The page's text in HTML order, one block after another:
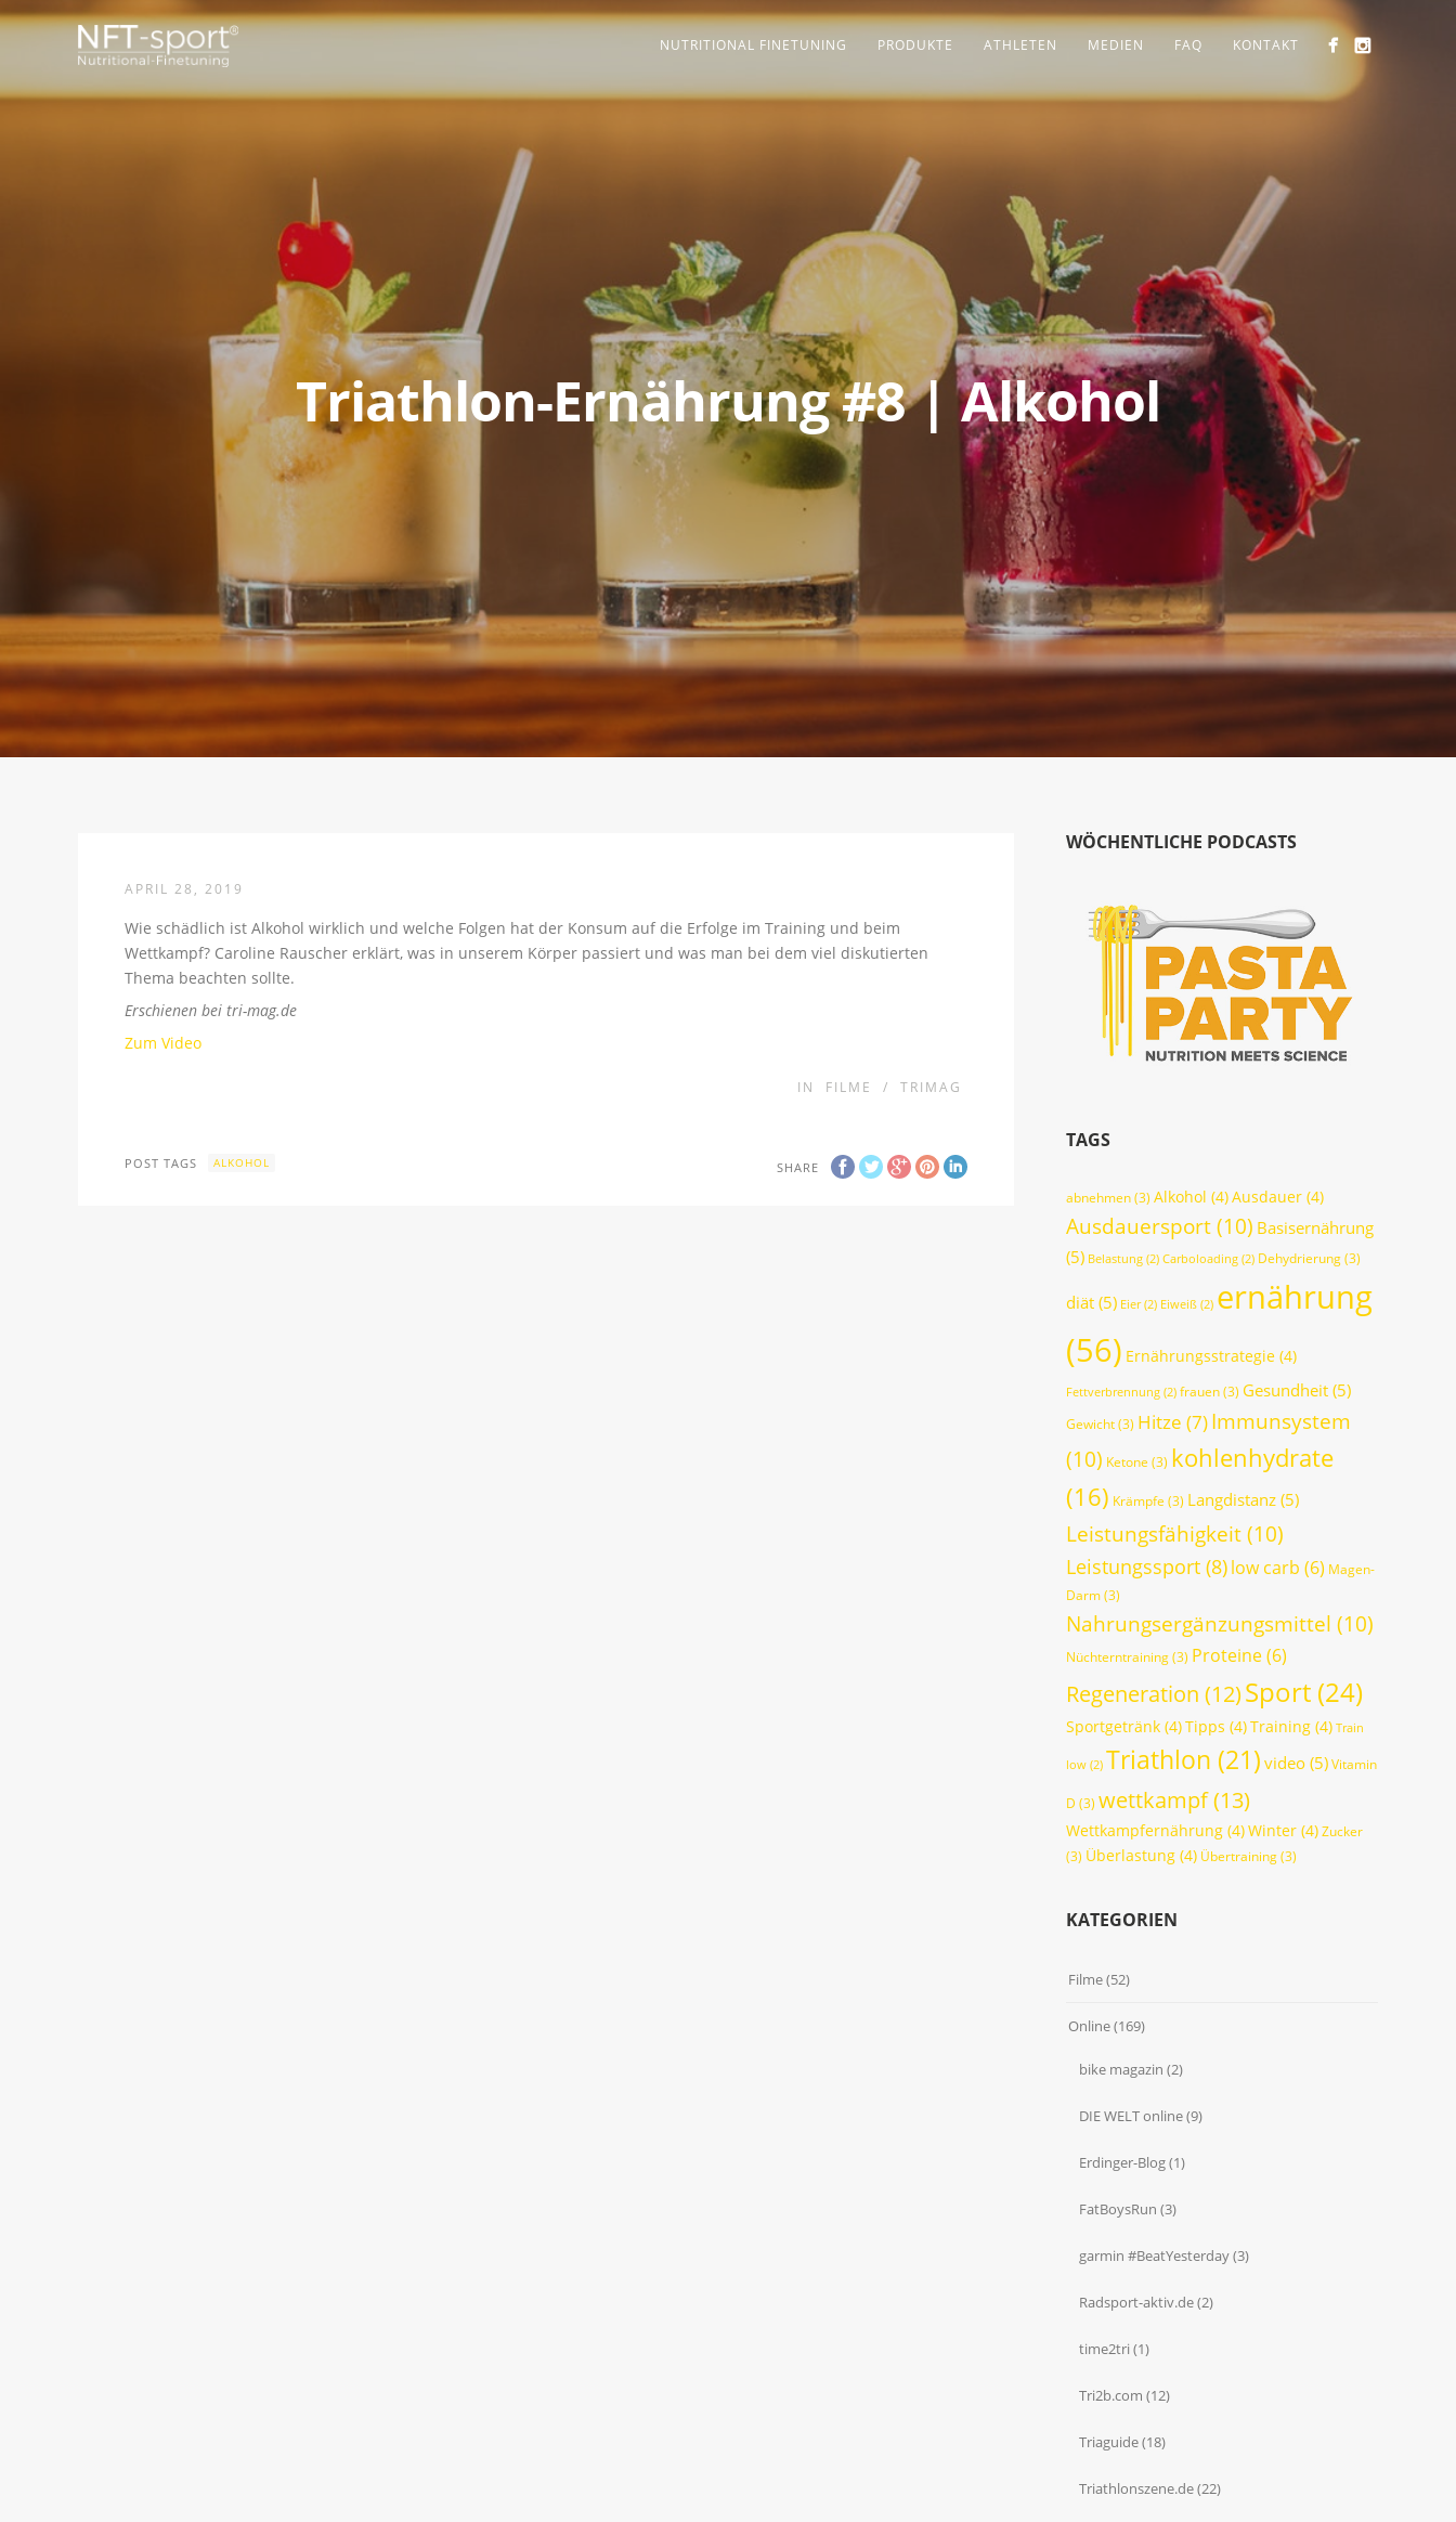
NUTRITIONAL FINETUNING PRODUKTE ATHLETEN MEDIEN FAQ KONTAKT
Triathlon-Ernährung #8 | Alkohol
APRIL 28, 2019
Wie schädlich ist Alkohol wirklich und welche Folgen hat der Konsum auf die Erfolge im Training und beim
Wettkampf? Caroline Rauscher erklärt, was in unserem Körper passiert und was man bei dem viel diskutierten
Thema beachten sollte.
Erschienen bei tri-mag.de
Zum Video
IN FILME / TRIMAG
SHARE
POST TAGS ALKOHOL
WÖCHENTLICHE PODCASTS
TAGS
abnehmen(3) Alkohol (4)Ausdauer (4)
Ausdauersport(10) Basisernährung
(5) Belastung (2) Carboloading (2) Dehydrierung(3)
diät (5) Eier(2) Eiweiß (2) ernährung
(56) Ernährungsstrategie (4)
Fettverbrennung (2) frauen(3) Gesundheit (5)
Gewicht(3) Hitze (7)Immunsystem
(10) Ketone (3) kohlenhydrate
(16) Krämpfe (3) Langdistanz (5)
Leistungsfähigkeit(10)
Leistungssport (8)low carb (6) Magen-
Darm(3)
Nahrungsergänzungsmittel (10)
Nüchterntraining(3) Proteine(6)
Regeneration (12)Sport (24)
Sportgetränk (4)Tipps (4)Training (4) Train
low (2) Triathlon (21) video (5)Vitamin
D (3) wettkampf(13)
Wettkampfernährung (4)Winter (4)Zucker
(3) Überlastung (4) Übertraining(3)
KATEGORIEN
Filme(52)
Online(169)
bike magazin (2)
DIE WELT online(9)
Erdinger-Blog(1)
FatBoysRun (3)
garmin #BeatYesterday(3)
Radsport-aktiv.de(2)
time2tri (1)
Tri2b.com (12)
Triaguide(18)
Triathlonszene.de(22)